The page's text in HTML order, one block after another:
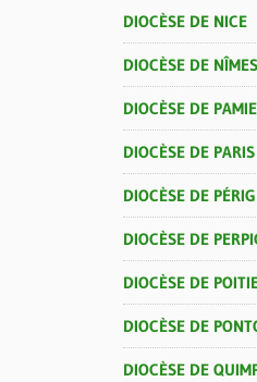
DIOCÈSE DE NICE
DIOCÈSE DE NÎMES
DIOCÈSE DE
DIOCÈSE DE PARIS
DIOCÈSE DE
DIOCÈSE DE
DIOCÈSE DE
DIOCÈSE DE
DIOCÈSE DE